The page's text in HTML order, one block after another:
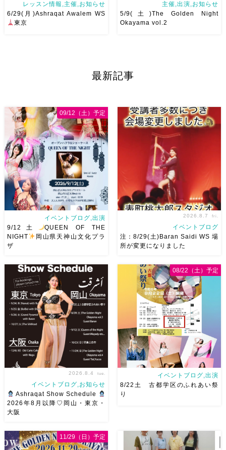
で踊らせ
した
第 […]
レッスン情報,主催,お知らせ
6/29(月)Ashraqat Awalem WS
東京
第二回目のゲストは、
生の踊り […]
主催,出演,お知らせ
5/9(土)The Golden Night
Okayama vol.2
最新記事
2026/9/12(土)Ricoさん主催
QUEEN OF THE NIGHT岡山
県天神山文化プラザ Guestに女
神 @mayadyorientaldance
さん
女神のオーラ浴びに行き
ましょー […]
イベントブログ,出演
9/12土
QUEEN OF THE
NIGHT
岡山県天神山文化プラ
ザ
09/12（土）予定
8/29（土）Baran Saidi WSお
申し込み多数につき会場変更し
ました♡ 表町桃太郎スタジオ
岡山県岡山市 北区表町2丁目6-
64 4階 ショー会場から近いの
で、安心♡駅からもバスで天満
屋バスス […]
2026.8.7 fri.
イベントブログ
注：8/29(土)Baran Saidi WS 場
所が変更になりました
です♡皆様にお会いできますよ
うに
ご予約はメッセージく
2026.8.4 tue.
イベントブログ,お知らせ
Ashraqat Show Schedule
2026年8月以降♡岡山・東京・
大阪
りにて踊らせていただきます♡
太鼓も叩くよー！私たちは
イベントブログ,出演
8/22土 古都学区のふれあい祭
り
08/22（土）予定
11/29（日）予定